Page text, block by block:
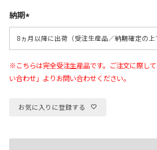
納期
※こちらは完全受注生産品です。ご注文に際し
い合わせ」よりお問い合わせください。
お気に入りに登録する